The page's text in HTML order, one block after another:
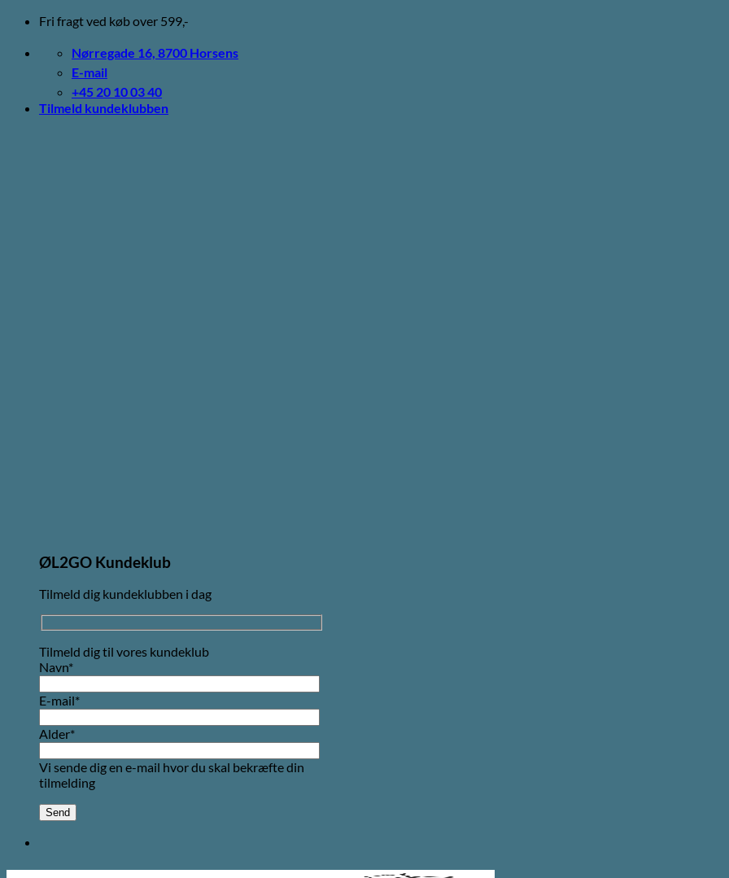
Fortsæt
indhold
Fri fragt ved køb over 599,-
Nørregade 16, 8700 Horsens
E-mail
+45 20 10 03 40
Tilmeld kundeklubben
ØL2GO Kundeklub
Tilmeld dig kundeklubben i dag
Tilmeld dig til vores kundeklub
Navn*
E-mail*
Alder*
Vi sende dig en e-mail hvor du skal bekræfte din
tilmelding